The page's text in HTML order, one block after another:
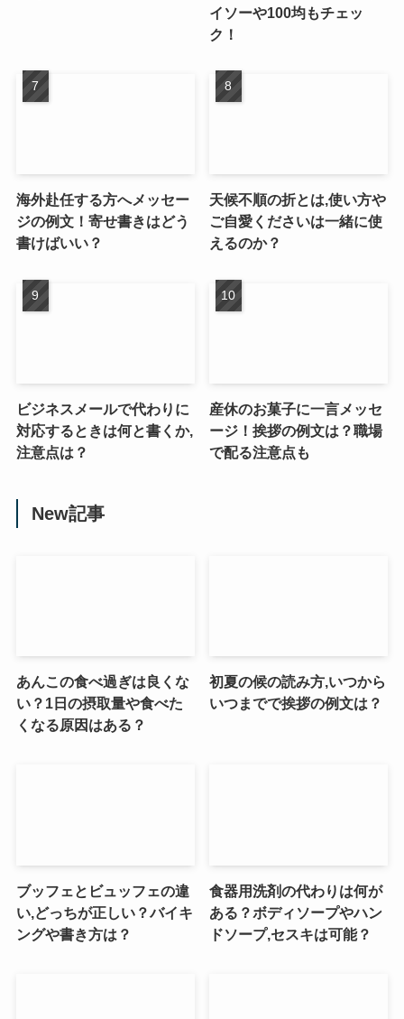
イソーや100均もチェッ
ク！
海外赴任する方へメッセー
ジの例文！寄せ書きはどう
書けばいい？
天候不順の折とは,使い方や
ご自愛くださいは一緒に使
えるのか？
ビジネスメールで代わりに
対応するときは何と書くか,
注意点は？
産休のお菓子に一言メッセ
ージ！挨拶の例文は？職場
で配る注意点も
New記事
あんこの食べ過ぎは良くな
い？1日の摂取量や食べた
くなる原因はある？
初夏の候の読み方,いつから
いつまでで挨拶の例文は？
ブッフェとビュッフェの違
い,どっちが正しい？バイキ
ングや書き方は？
食器用洗剤の代わりは何が
ある？ボディソープやハン
ドソープ,セスキは可能？